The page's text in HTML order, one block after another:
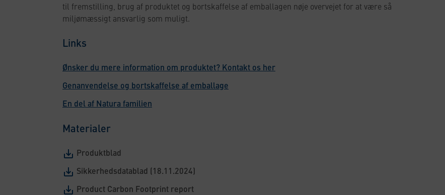
til fremstilling, brug af produktet og bortskaffelse af emballagen nøje overvejet for at være så
miljømæssigt ansvarlig som muligt.
Links
Ønsker du mere information om produktet? Kontakt os her
Genanvendelse og bortskaffelse af emballage
En del af Natura familien
Materialer
Produktblad
Sikkerhedsdatablad (18.11.2024)
Product Carbon Footprint report